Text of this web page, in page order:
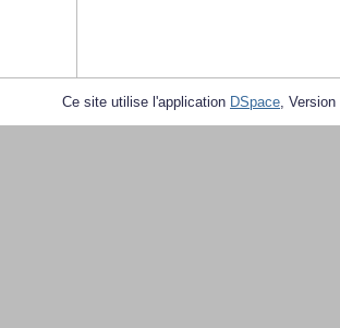
Ce site utilise l'application DSpace,